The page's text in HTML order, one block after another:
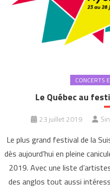
CONCERTS
Le Québec au
23 juillet 2019
Le plus grand festival de la
dès aujourd’hui en pleine
2019. Avec une liste
des anglos tout aussi